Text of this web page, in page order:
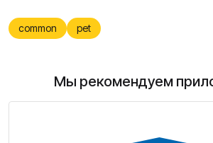
common pet
Мы рекомендуем